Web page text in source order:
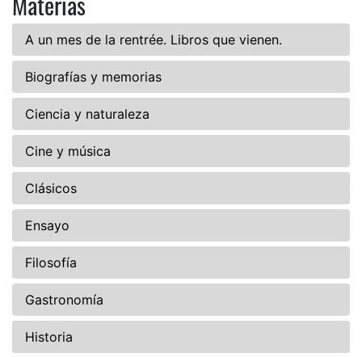
A un mes de la rentrée. Libros que vienen.
Biografías y memorias
Ciencia y naturaleza
Cine y música
Clásicos
Ensayo
Filosofía
Gastronomía
Historia